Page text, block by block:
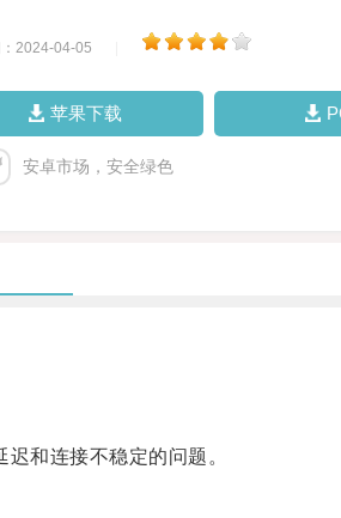
2024-04-05
苹果下载
安卓市场，安全绿色
和连接不稳定的问题。